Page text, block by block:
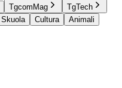
TgcomMag
TgTech
Skuola Cultura
Animali